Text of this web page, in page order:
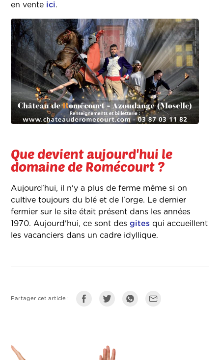
en vente ici.
Que devient aujourd'hui le
domaine de Romécourt ?
Aujourd'hui, il n'y a plus de ferme même si on
cultive toujours du blé et de l'orge. Le dernier
fermier sur le site était présent dans les années
1970. Aujourd'hui, ce sont desgites qui accueillent
les vacanciers dans un cadre idyllique.
Partager cet article :